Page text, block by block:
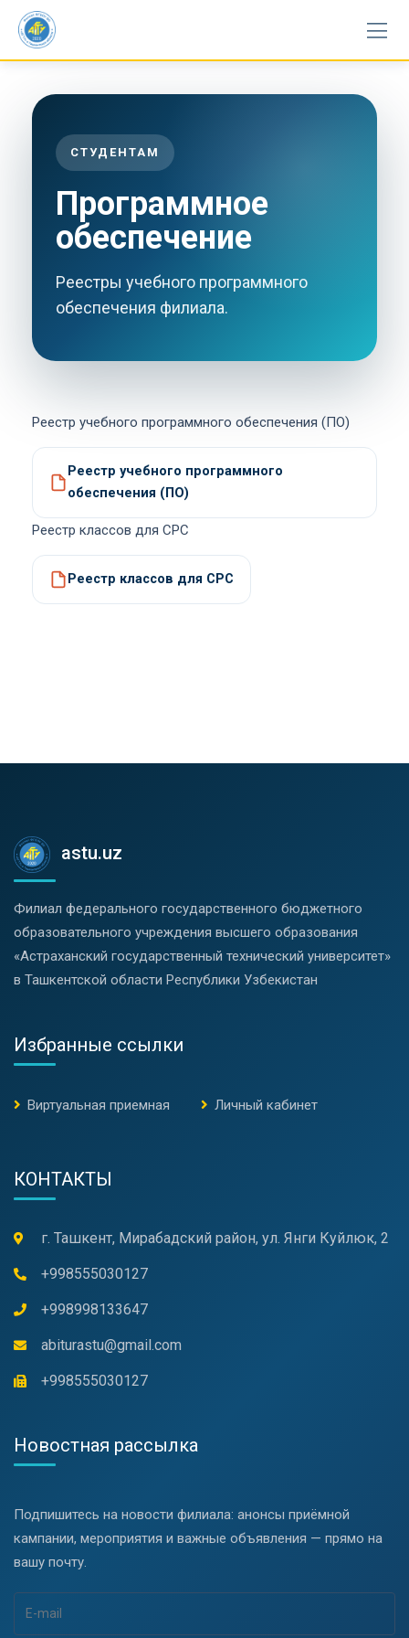
content
СТУДЕНТАМ
Программное
обеспечение
Реестры учебного программного
обеспечения филиала.
Реестр учебного программного обеспечения (ПО)
Реестр учебного программного
обеспечения (ПО)
Реестр классов для СРС
Реестр классов для СРС
astu.uz
Филиал федерального государственного бюджетного
образовательного учреждения высшего образования
«Астраханский государственный технический университет»
в Ташкентской области Республики Узбекистан
Избранные ссылки
Виртуальная приемная Личный кабинет
КОНТАКТЫ
г. Ташкент, Мирабадский район, ул. Янги Куйлюк, 2
+998555030127
+998998133647
abiturastu@gmail.com
+998555030127
Новостная рассылка
Подпишитесь на новости филиала: анонсы приёмной
кампании, мероприятия и важные объявления — прямо на
вашу почту.